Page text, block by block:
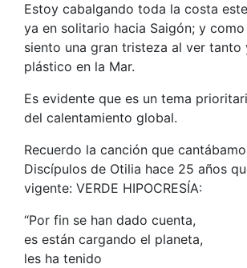
Estoy cabalgando toda la costa
ya en solitario hacia Saigón; y
siento una gran tristeza al ver tanto
plástico en la Mar.
Es evidente que es un tema
del calentamiento global.
Recuerdo la canción que
Discípulos de Otilia hace 25 años
vigente: VERDE HIPOCRESÍA:
“Por fin se han dado cuenta,
es están cargando el planeta,
les ha tenido